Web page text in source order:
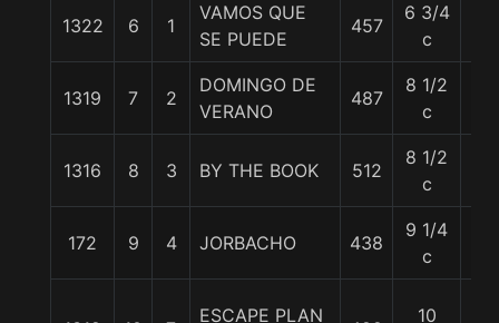
1322 6 1
VAMOS QUE
SE PUEDE
457
6 3/4
c
1319 7 2
DOMINGO DE
VERANO
487
8 1/2
c
1316 8 3 BY THE BOOK 512
8 1/2
c
172 9 4 JORBACHO 438
9 1/4
c
ESCAPE PLAN 10